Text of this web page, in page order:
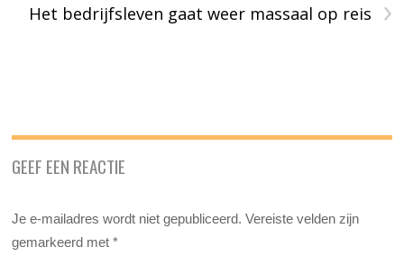
›
Het bedrijfsleven gaat weer massaal op reis
GEEF EEN REACTIE
Je e-mailadres wordt niet gepubliceerd. Vereiste velden zijn
gemarkeerd met*